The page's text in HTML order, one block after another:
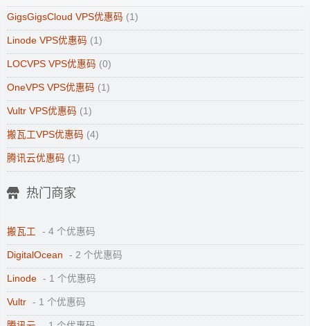
GigsGigsCloud VPS优惠码 (1)
Linode VPS优惠码 (1)
LOCVPS VPS优惠码 (0)
OneVPS VPS优惠码 (1)
Vultr VPS优惠码 (1)
搬瓦工VPS优惠码 (4)
腾讯云优惠码 (1)
热门商家
搬瓦工 - 4 个优惠码
DigitalOcean - 2 个优惠码
Linode - 1 个优惠码
Vultr - 1 个优惠码